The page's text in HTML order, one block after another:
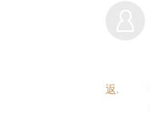
返信